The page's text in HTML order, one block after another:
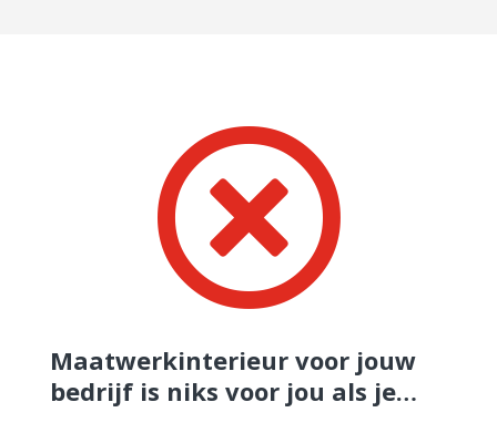

Maatwerkinterieur voor jouw
bedrijf is niks voor jou als je…